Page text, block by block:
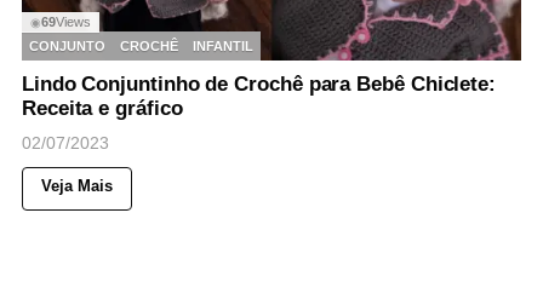
◉69Views
CONJUNTO
CROCHÊ INFANTIL
Lindo Conjuntinho de Crochê para Bebê Chiclete:
Receita e gráfico
02/07/2023
Veja Mais